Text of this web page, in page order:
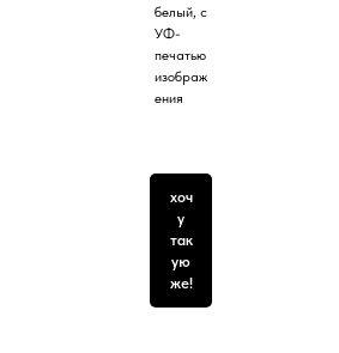
белый, с
УФ-
печатью
изображ
ения
хоч
у
так
ую
же!